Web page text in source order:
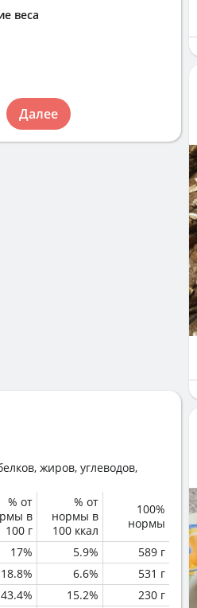
жиров, углеводов,
% от
в
100 г
% от
нормы в
100 ккал
100%
нормы
17% 5.9%
589 г
18.8% 6.6%
531 г
43.4% 15.2%
230 г
веса
Далее